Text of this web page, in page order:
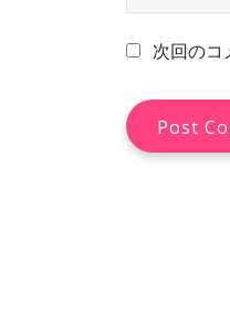
次回のコ